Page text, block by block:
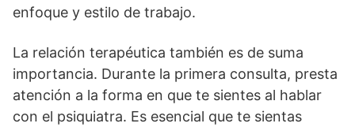
enfoque y estilo de trabajo.
La relación terapéutica también es de suma
importancia. Durante la primera consulta, presta
atención a la forma en que te sientes al hablar
con el psiquiatra. Es esencial que te sientas